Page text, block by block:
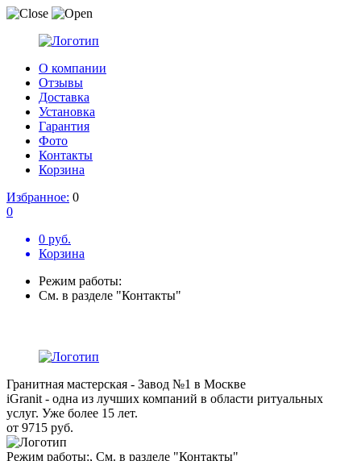
О компании
Отзывы
Доставка
Установка
Гарантия
Фото
Контакты
Корзина
Избранное: 0
0
0 руб.
Корзина
Режим работы:
См. в разделе "Контакты"
Гранитная мастерская - Завод №1 в Москве
iGranit - одна из лучших компаний в области ритуальных
услуг. Уже более 15 лет.
от 9715 руб.
Режим работы:, См. в разделе "Контакты"